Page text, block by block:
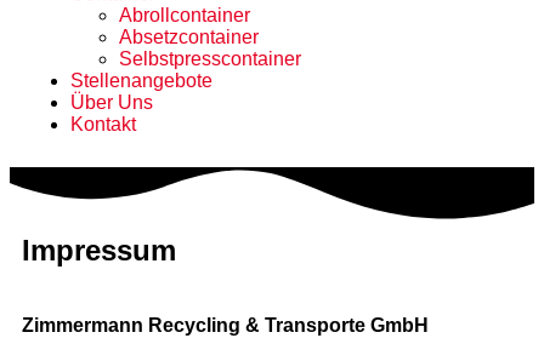
Abrollcontainer
Absetzcontainer
Selbstpresscontainer
Stellenangebote
Über Uns
Kontakt
Impressum
Zimmermann Recycling & Transporte GmbH